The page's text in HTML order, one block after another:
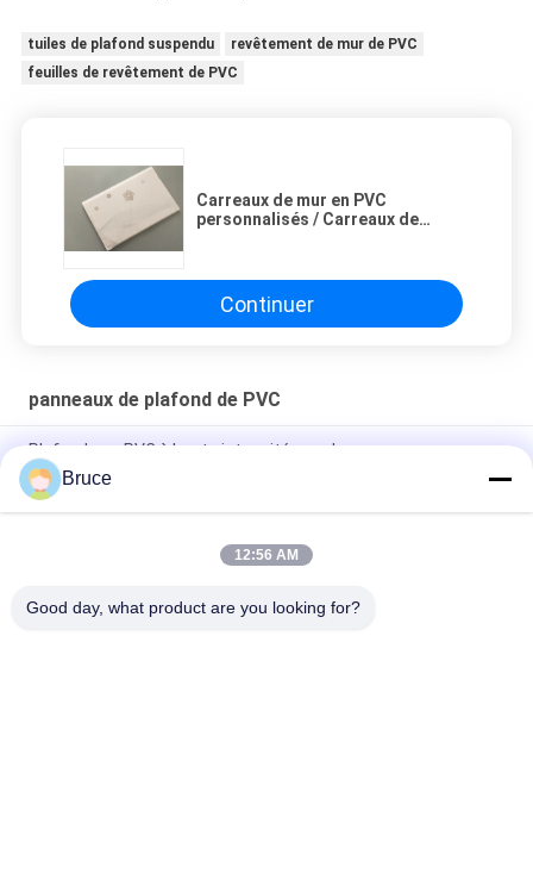
tuiles de plafond suspendu
revêtement de mur de PVC
feuilles de revêtement de PVC
Carreaux de mur en PVC
personnalisés / Carreaux de
Continuer
panneaux de plafond de PVC
Plafonds en PVC à haute intensité pour le commerce,
plafonds en PVC en forme carrée
Plafond en PVC en plastique, plafond de cuisine écologique
Des belles carreaux de plafond en plastique, des carreaux de
Bruce
12:56 AM
Good day, what product are you looking for?